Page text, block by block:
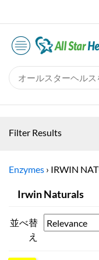
Filter Results
Enzymes › IRWIN
Irwin Naturals
並べ替
え